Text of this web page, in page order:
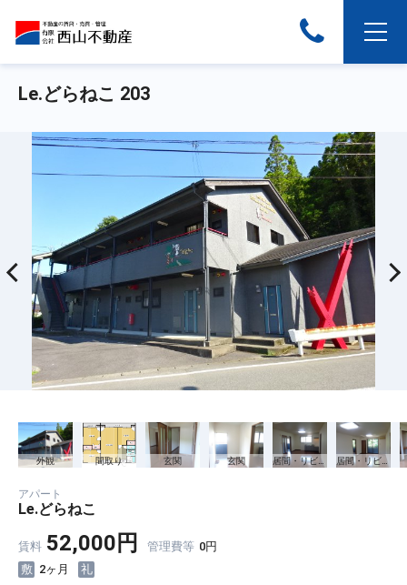
Le.どらねこ 203
外観 間取り 玄関 玄関 居間・リビング 居間・リビング
アパート
Le.どらねこ
賃料 52,000円 管理費等 0円
2ヶ月